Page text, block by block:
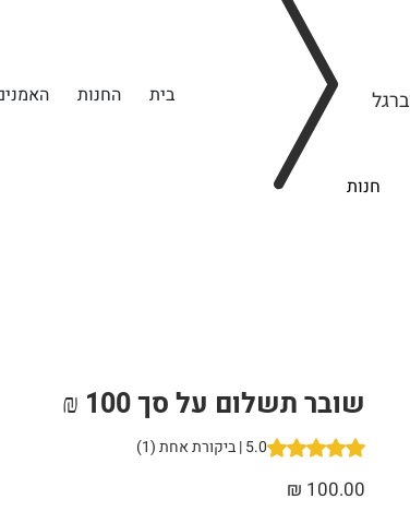
בית החנות
חנות
שובר תשלום על סך 100 ₪
Rating is 5.0 out of five stars based on 1 review
5.0 | ביקורת אחת (1)